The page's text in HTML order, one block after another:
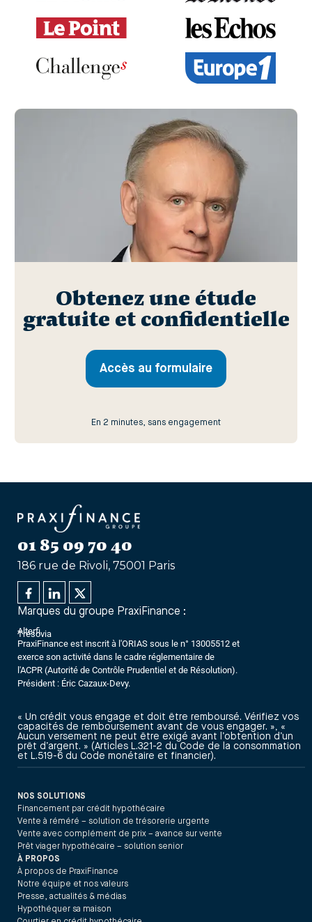
Obtenez une étude
gratuite et confidentielle
Accès au formulaire
En 2 minutes, sans engagement
01 85 09 70 40
186 rue de Rivoli, 75001 Paris
Marques du groupe PraxiFinance :
Alterfi
Trésovia
PraxiFinance est inscrit à l'ORIAS sous le n° 13005512 et
exerce son activité dans le cadre réglementaire de
l'ACPR (Autorité de Contrôle Prudentiel et de Résolution).
Président : Éric Cazaux-Devy.
« Un crédit vous engage et doit être remboursé. Vérifiez vos
capacités de remboursement avant de vous engager. », «
Aucun versement ne peut être exigé avant l’obtention d’un
prêt d’argent. » (Articles L.321-2 du Code de la consommation
et L.519-6 du Code monétaire et financier).
NOS SOLUTIONS
Financement par crédit hypothécaire
Vente à réméré – solution de trésorerie urgente
Vente avec complément de prix – avance sur vente
Prêt viager hypothécaire – solution senior
À PROPOS
À propos de PraxiFinance
Notre équipe et nos valeurs
Presse, actualités & médias
Hypothéquer sa maison